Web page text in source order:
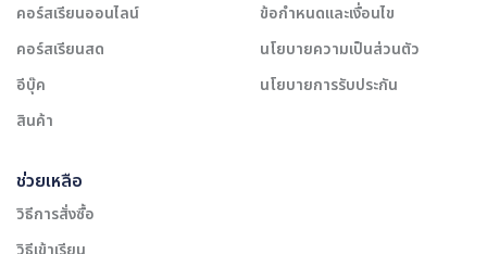
คอร์สเรียนออนไลน์
คอร์สเรียนสด
อีบุ๊ค
สินค้า
ข้อกำหนดและเงื่อนไข
นโยบายความเป็นส่วนตัว
นโยบายการรับประกัน
ช่วยเหลือ
วิธีการสั่งซื้อ